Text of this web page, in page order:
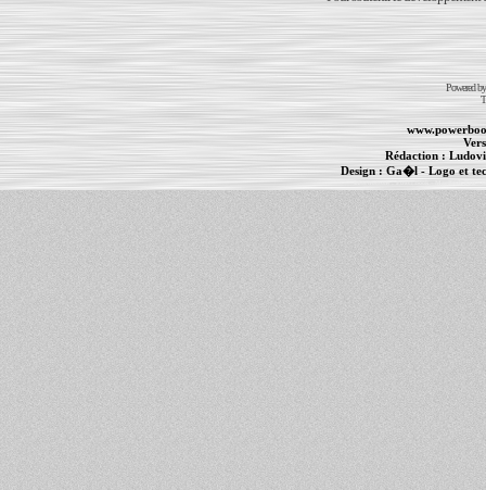
Powered
Rédaction :
Design : Ga�l- Logo et
Informations :